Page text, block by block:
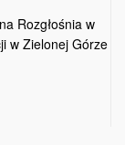
Rozgłośnia w
w Zielonej Górze